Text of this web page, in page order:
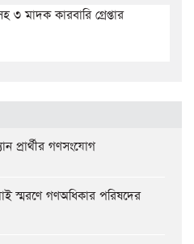
৩ মাদক কারবারি গ্রেপ্তার
প্রার্থীর গণসংযোগ
স্মরণে গণঅধিকার পরিষদের